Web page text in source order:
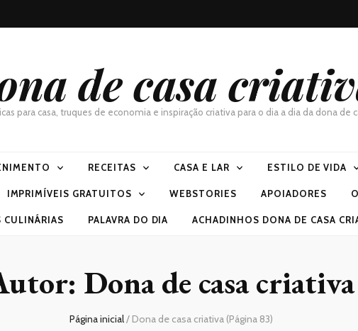
de casa
para casa, truques de economia e inspiração criativa para o dia a dia da dona de
RECEITAS CASA E LAR ESTILO DE VIDA
IMPRIMÍVEIS GRATUITOS WEBSTORIES APOIADORES
CULINÁRIAS PALAVRA DO DIA ACHADINHOS DONA DE CASA
Dona de casa criativa
Página inicial/ Dona de casa criativa(Página 83)